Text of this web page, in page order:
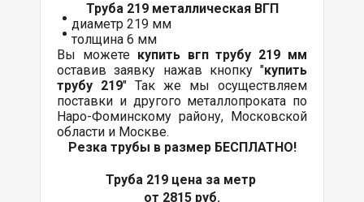
Труба 219 металлическая ВГП
диаметр 219 мм
толщина 6 мм
Вы можете купить вгп трубу 219 мм
оставив заявку нажав кнопку "купить
трубу 219" Так же мы осуществляем
поставки и другого металлопроката по
Наро-Фоминскому району, Московской
области и Москве.
Резка трубы в размер БЕСПЛАТНО!
Труба 219 цена за метр
от 2815 руб.